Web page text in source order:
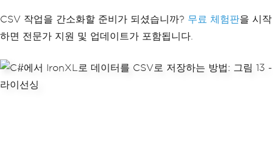
CSV 작업을 간소화할 준비가 되셨습니까? 무료 체험판을 시작
하면 전문가 지원 및 업데이트가 포함됩니다.